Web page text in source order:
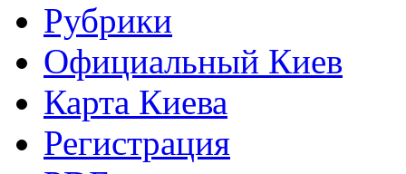
Рубрики
Официальный Киев
Карта Киева
Регистрация